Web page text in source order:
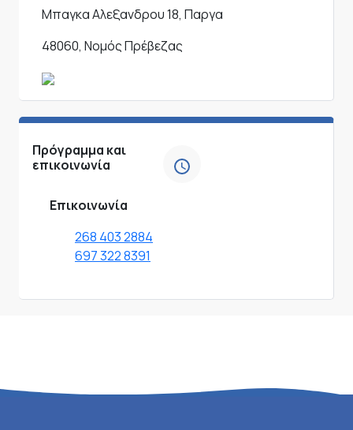
Μπαγκα Αλεξανδρου 18, Παργα
48060, Νομός Πρέβεζας
Πρόγραμμα και
επικοινωνία
Επικοινωνία
268 403 2884
697 322 8391